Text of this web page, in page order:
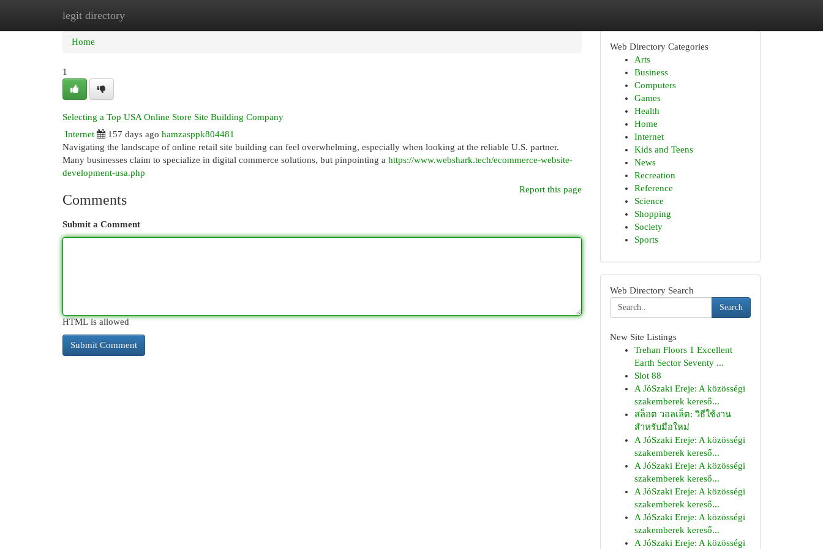
legit directory
Home New Site Listings
Home
1
Selecting a Top USA Online Store Site Building Company
Internet
157 days ago hamzasppk804481
Navigating the landscape of online retail site building can feel overwhelming, especially when looking at the reliable U.S. partner.
Many businesses claim to specialize in digital commerce solutions, but pinpointing a https://www.webshark.tech/ecommerce-website-
development-usa.php
Report this page
Comments
Submit a Comment
HTML is allowed
Web Directory Categories
Arts
Business
Computers
Games
Health
Home
Internet
Kids and Teens
News
Recreation
Reference
Science
Shopping
Society
Sports
Web Directory Search
Search
New Site Listings
Trehan Floors 1 Excellent
Earth Sector Seventy ...
Slot 88
A JóSzaki Ereje: A közösségi
szakemberek kereső...
สล็อต วอลเล็ต: วิธีใช้งาน
สำหรับมือใหม่
A JóSzaki Ereje: A közösségi
szakemberek kereső...
A JóSzaki Ereje: A közösségi
szakemberek kereső...
A JóSzaki Ereje: A közösségi
szakemberek kereső...
A JóSzaki Ereje: A közösségi
szakemberek kereső...
A JóSzaki Ereje: A közösségi